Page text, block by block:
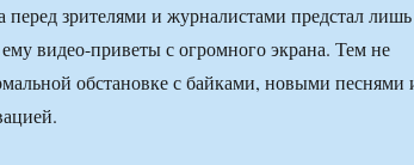
зрителями и журналистами предстал лишь
ему видео-приветы с огромного экрана. Тем не
обстановке с байками, новыми песнями